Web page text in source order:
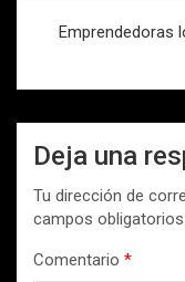
entradas
Emprendedoras
Deja una
Tu dirección de
campos
Comentario *